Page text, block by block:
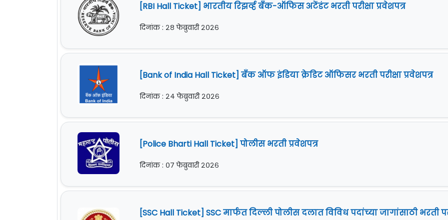
[RBI Hall Ticket] भारतीय रिझर्व्ह बँक-ऑफिस अटेंडंट भरती परीक्षा प्रवेशपत्र
दिनांक : २८ फेब्रुवारी २०२६
[Bank of India Hall Ticket] बँक ऑफ इंडिया क्रेडिट ऑफिसर भरती परीक्षा प्रवेशपत्र
दिनांक : २४ फेब्रुवारी २०२६
[Police Bharti Hall Ticket] पोलीस भरती प्रवेशपत्र
दिनांक : ०७ फेब्रुवारी २०२६
[SSC Hall Ticket] SSC मार्फत दिल्ली पोलीस दलात विविध पदांच्या जागांसाठी भरती